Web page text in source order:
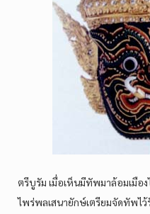
ตรีบูรัม เมื่อเห็นมีทัพมาล้อมเมือง
ไพร่พลเสนายักษ์เตรียมจัดทัพไ